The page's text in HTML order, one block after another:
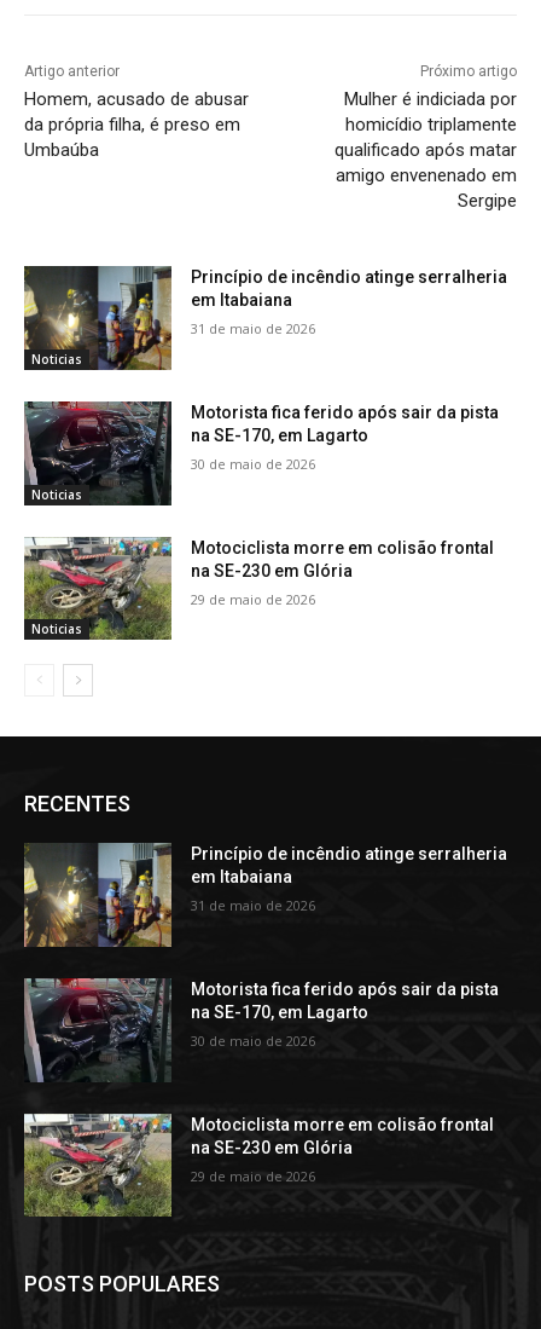
Artigo anterior
Homem, acusado de abusar
da própria filha, é preso em
Umbaúba
Próximo artigo
Mulher é indiciada por
homicídio triplamente
qualificado após matar
amigo envenenado em
Sergipe
Noticias
Princípio de incêndio atinge serralheria
em Itabaiana
31 de maio de 2026
Noticias
Motorista fica ferido após sair da pista
na SE-170, em Lagarto
30 de maio de 2026
Noticias
Motociclista morre em colisão frontal
na SE-230 em Glória
29 de maio de 2026
RECENTES
Princípio de incêndio atinge serralheria
em Itabaiana
31 de maio de 2026
Motorista fica ferido após sair da pista
na SE-170, em Lagarto
30 de maio de 2026
Motociclista morre em colisão frontal
na SE-230 em Glória
29 de maio de 2026
POSTS POPULARES